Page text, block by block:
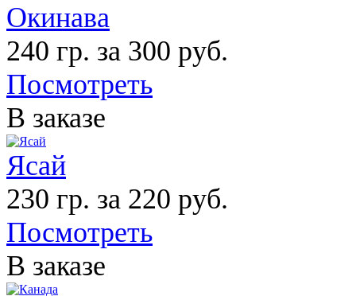
Окинава
240 гр. за 300 руб.
Посмотреть
В заказе
Ясай
230 гр. за 220 руб.
Посмотреть
В заказе